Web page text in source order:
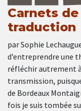
Carnets
traduction
par Sophie
d’entreprendre une
réfléchir autrement
transmission,
de Bordeaux
fois je suis tombée